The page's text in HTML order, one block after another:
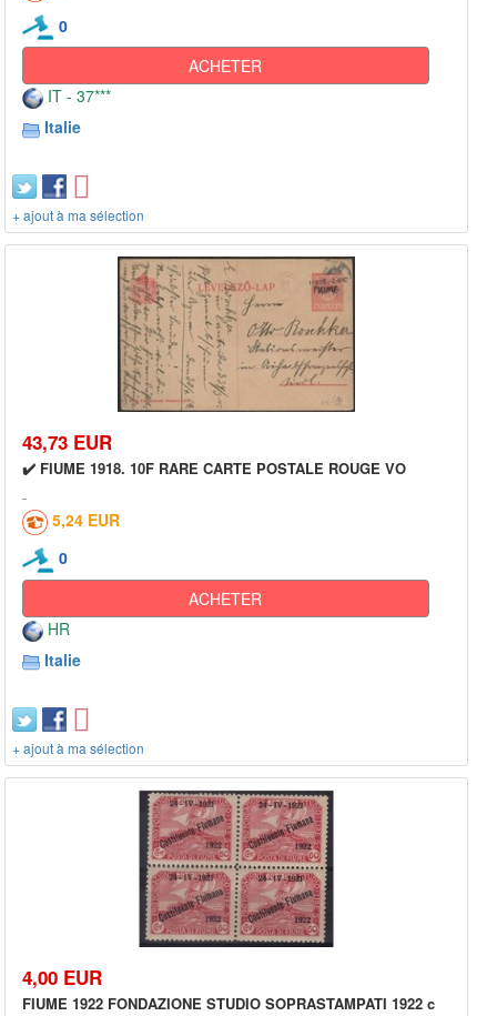
0
ACHETER
IT - 37***
Italie
+ ajout à ma sélection
43,73 EUR
✔️ FIUME 1918. 10F RARE CARTE POSTALE ROUGE VO
5,24 EUR
0
ACHETER
HR
Italie
+ ajout à ma sélection
4,00 EUR
FIUME 1922 FONDAZIONE STUDIO SOPRASTAMPATI 1922 c